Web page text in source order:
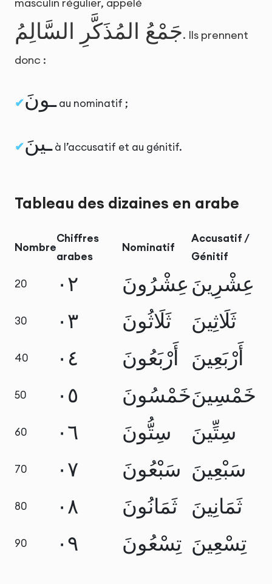
masculin régulier, appelé
جَمْعُ المُذَكَّرِ السَّالِمُ. Ils prennent
donc :
ـونَau nominatif ;
ـينَà l’accusatif et au génitif.
Tableau des dizaines en arabe
Nombre
Chiffres
arabes
Nominatif
Accusatif /
Génitif
20 ٢٠ عِشْرُونَ عِشْرِينَ
30 ٣٠ ثَلَاثُونَ ثَلَاثِينَ
40 ٤٠ أَرْبَعُونَ أَرْبَعِينَ
50 ٥٠ خَمْسُونَخَمْسِينَ
60 ٦٠ سِتُّونَ سِتِّينَ
70 ٧٠ سَبْعُونَ سَبْعِينَ
80 ٨٠ ثَمَانُونَ ثَمَانِينَ
90 ٩٠ تِسْعُونَ تِسْعِينَ